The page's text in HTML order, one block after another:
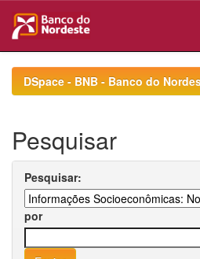
navigationDSpace - BNB - Banco do
Pesquisar
Pesquisar:
por